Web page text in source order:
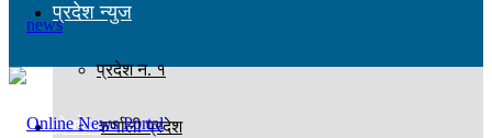
प्रदेश न्युज
प्रदेश न. १
कर्णाली प्रदेश
होमपेज